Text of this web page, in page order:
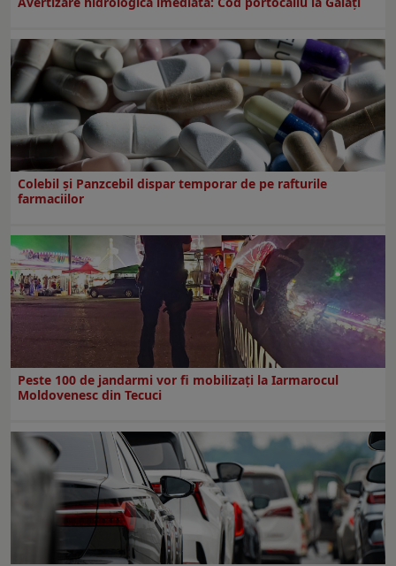
Colebil și Panzcebil dispar temporar de pe rafturile
farmaciilor
Peste 100 de jandarmi vor fi mobilizați la Iarmarocul
Moldovenesc din Tecuci